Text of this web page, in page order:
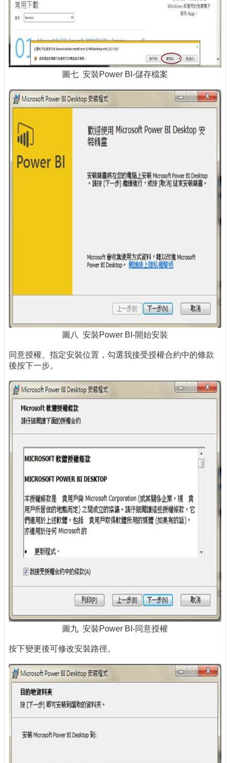
圖七 安裝Power BI-儲存檔案
圖八 安裝Power BI-開始安裝
同意授權、指定安裝位置，勾選我接受授權合約中的條款
後按下一步。
圖九 安裝Power BI-同意授權
按下變更後可修改安裝路徑。